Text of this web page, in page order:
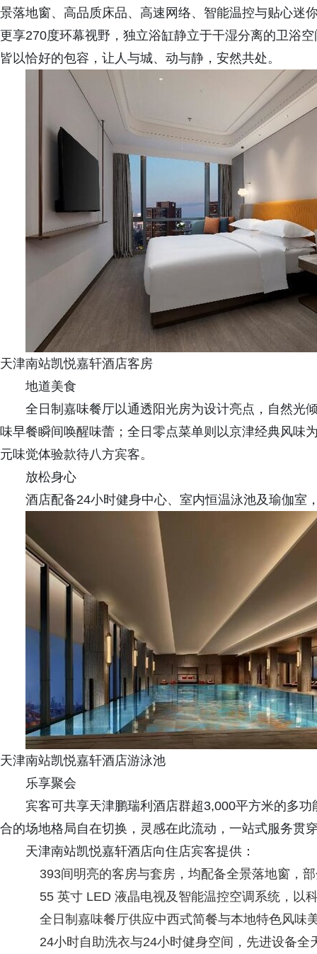
景落地窗、高品质床品、高速网络、智能温控与贴心迷
更享270度环幕视野，独立浴缸静立于干湿分离的卫浴
皆以恰好的包容，让人与城、动与静，安然共处。
天津南站凯悦嘉轩酒店客房
地道美食
全日制嘉味餐厅以通透阳光房为设计亮点，自然光
味早餐瞬间唤醒味蕾；全日零点菜单则以京津经典风味
元味觉体验款待八方宾客。
放松身心
酒店配备24小时健身中心、室内恒温泳池及瑜伽室
天津南站凯悦嘉轩酒店游泳池
乐享聚会
宾客可共享天津鹏瑞利酒店群超3,000平方米的多
合的场地格局自在切换，灵感在此流动，一站式服务贯
天津南站凯悦嘉轩酒店向住店宾客提供：
393间明亮的客房与套房，均配备全景落地窗，
55 英寸 LED 液晶电视及智能温控空调系统，以
全日制嘉味餐厅供应中西式简餐与本地特色风味
24小时自助洗衣与24小时健身空间，先进设备全